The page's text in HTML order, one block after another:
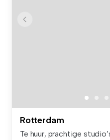
Rotterdam
Te huur, prachtige